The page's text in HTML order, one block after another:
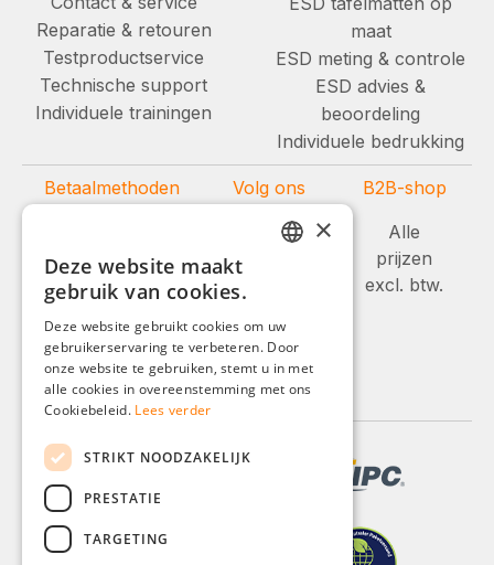
Reparatie & retouren
Testproductservice
Technische support
Individuele trainingen
maat
ESD meting & controle
ESD advies &
beoordeling
Individuele bedrukking
Betaalmethoden Volg ons
B2B-shop
Alle
prijzen
excl. btw.
FRENCH
ITALIAN
×
Deze website maakt
gebruik van cookies.
Deze website gebruikt cookies om uw
gebruikerservaring te verbeteren. Door
onze website te gebruiken, stemt u in met
alle cookies in overeenstemming met ons
Cookiebeleid. Lees verder
STRIKT NOODZAKELIJK
PRESTATIE
TARGETING